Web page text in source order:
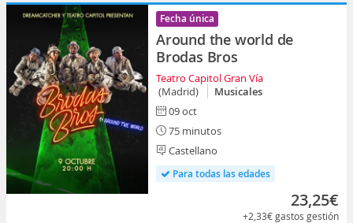
Fecha única
Around the world de
Brodas Bros
Teatro Capitol Gran Vía
(Madrid)
Musicales
09 oct
75 minutos
Castellano
Para todas las edades
23,25€
+2,33€gastos gestión